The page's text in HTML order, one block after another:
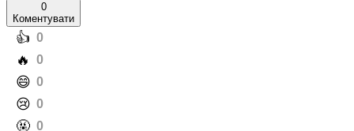
0
Коментувати
️👍 0
️🔥 0
️😄 0
️😢 0
️🤬 0